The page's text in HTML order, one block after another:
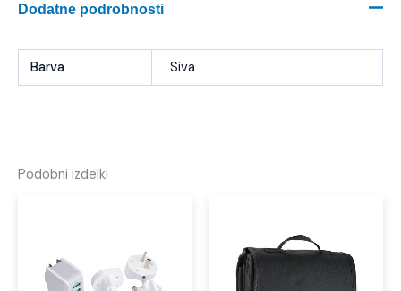
Dodatne podrobnosti
Barva Siva
Podobni izdelki